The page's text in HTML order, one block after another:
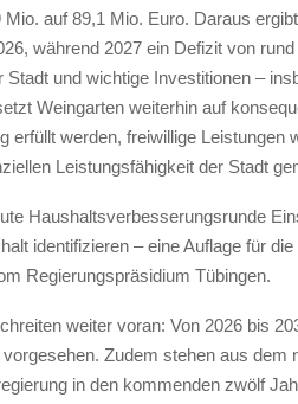
auf 89,1 Mio. Euro. Daraus
während 2027 ein Defizit von
und wichtige Investitionen –
Weingarten weiterhin auf
erfüllt werden, freiwillige Leistungen
Leistungsfähigkeit der Stadt
Haushaltsverbesserungsrunde
identifizieren – eine Auflage für
Regierungspräsidium Tübingen.
weiter voran: Von 2026 bis
Zudem stehen aus dem
in den kommenden zwölf